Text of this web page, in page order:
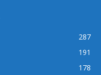
287
191
178